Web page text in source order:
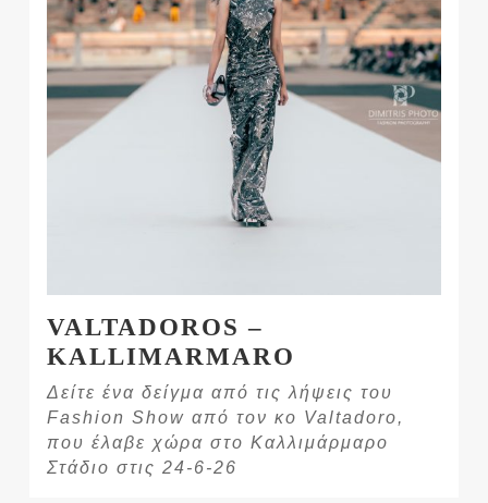
VALTADOROS –
KALLIMARMARO
Δείτε ένα δείγμα από τις λήψεις του
Fashion Show από τον κο Valtadoro,
που έλαβε χώρα στο Καλλιμάρμαρο
Στάδιο στις 24-6-26